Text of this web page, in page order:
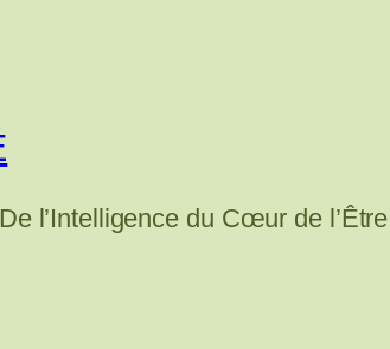
l’Intelligence du Cœur de l’Être